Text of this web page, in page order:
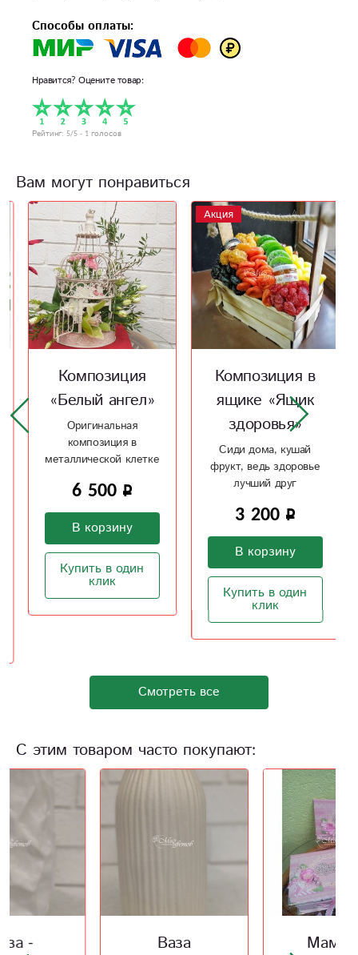
Способы оплаты:
Нравится? Оцените товар:
Рейтинг: 5/5 - 1 голосов
Вам могут понравиться
Композиция
«Белый ангел»
Оригинальная
композиция в
металлической клетке
6 500
В корзину
Купить в один
клик
Акция
Композиция в
ящике «Ящик
здоровья»
Сиди дома, кушай
фрукт, ведь здоровье
лучший друг
3 200
В корзину
Купить в один
клик
Смотреть все
С этим товаром часто покупают: